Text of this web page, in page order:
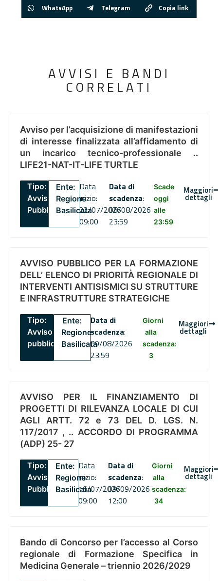
WhatsApp Telegram Copia link
AVVISI E BANDI
CORRELATI
Avviso per l’acquisizione di manifestazioni
di interesse finalizzata all’affidamento di
un incarico tecnico-professionale ..
LIFE21-NAT-IT-LIFE TURTLE
Tipo:
Avviso
Pubblico
Ente:
Regione
Basilicata
Data
inizio:
22/07/2026
09:00
Data di
scadenza:
06/08/2026
23:59
Scade
oggi
alle
23:59
Maggiori
dettagli
AVVISO PUBBLICO PER LA FORMAZIONE
DELL’ ELENCO DI PRIORITÀ REGIONALE DI
INTERVENTI ANTISISMICI SU STRUTTURE
E INFRASTRUTTURE STRATEGICHE
Tipo:
Avviso
pubblico
Ente:
Regione
Basilicata
Data di
scadenza:
09/08/2026
23:59
Giorni
alla
scadenza:
3
Maggiori
dettagli
AVVISO PER IL FINANZIAMENTO DI
PROGETTI DI RILEVANZA LOCALE DI CUI
AGLI ARTT. 72 e 73 DEL D. LGS. N.
117/2017 , .. ACCORDO DI PROGRAMMA
(ADP) 25- 27
Tipo:
Avviso
Pubblico
Ente:
Regione
Basilicata
Data
inizio:
16/07/2026
09:00
Data di
scadenza:
09/09/2026
12:00
Giorni
alla
scadenza:
34
Maggiori
dettagli
Bando di Concorso per l’accesso al Corso
regionale di Formazione Specifica in
Medicina Generale – triennio 2026/2029